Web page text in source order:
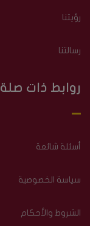
رؤيتنا
رسالتنا
روابط ذات صلة
أسئلة شائعة
سياسة الخصوصية
الشروط والأحكام